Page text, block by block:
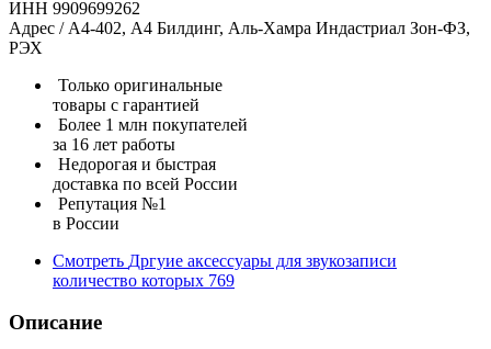
ИНН 9909699262
Адрес / А4-402, А4 Билдинг, Аль-Хамра Индастриал Зон-ФЗ,
РЭХ
Только оригинальные
товары с гарантией
Более 1 млн покупателей
за 16 лет работы
Недорогая и быстрая
доставка по всей России
Репутация №1
в России
Смотреть Дргуие аксессуары для звукозаписи
количество которых 769
Описание